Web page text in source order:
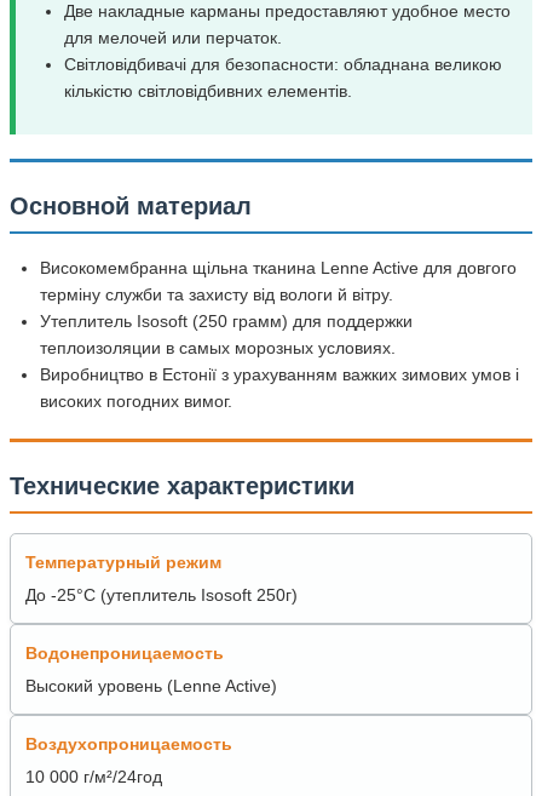
Две накладные карманы предоставляют удобное место
для мелочей или перчаток.
Cвітловідбивачі для безопасности: обладнана великою
кількістю світловідбивних елементів.
Основной материал
Високомембранна щільна тканина Lenne Active для довгого
терміну служби та захисту від вологи й вітру.
Утеплитель Isosoft (250 грамм) для поддержки
теплоизоляции в самых морозных условиях.
Виробництво в Естонії з урахуванням важких зимових умов і
високих погодних вимог.
Технические характеристики
Температурный режим
До -25°C (утеплитель Isosoft 250г)
Водонепроницаемость
Высокий уровень (Lenne Active)
Воздухопроницаемость
10 000 г/м²/24год